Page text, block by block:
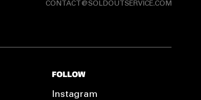
CONTACT@SOLDOUTSERVICE.COM
FOLLOW
Instagram